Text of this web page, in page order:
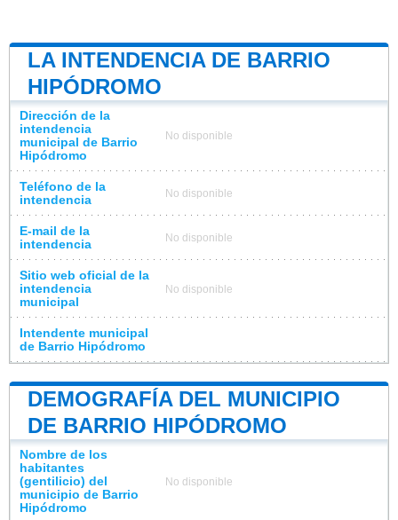
LA INTENDENCIA DE BARRIO
HIPÓDROMO
Dirección de la
intendencia
municipal de Barrio
Hipódromo
No disponible
Teléfono de la
intendencia
No disponible
E-mail de la
intendencia
No disponible
Sitio web oficial de la
intendencia
municipal
No disponible
Intendente municipal
de Barrio Hipódromo
DEMOGRAFÍA DEL MUNICIPIO
DE BARRIO HIPÓDROMO
Nombre de los
habitantes
(gentilicio) del
municipio de Barrio
Hipódromo
No disponible